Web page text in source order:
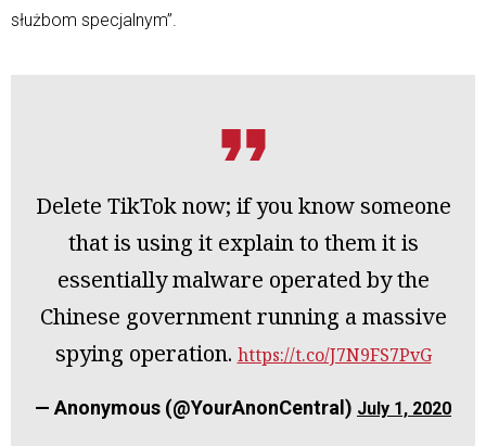
służbom specjalnym”.
Delete TikTok now; if you know someone
that is using it explain to them it is
essentially malware operated by the
Chinese government running a massive
spying operation. https://t.co/J7N9FS7PvG
— Anonymous (@YourAnonCentral) July 1, 2020